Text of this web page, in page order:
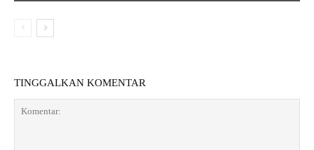
TINGGALKAN KOMENTAR